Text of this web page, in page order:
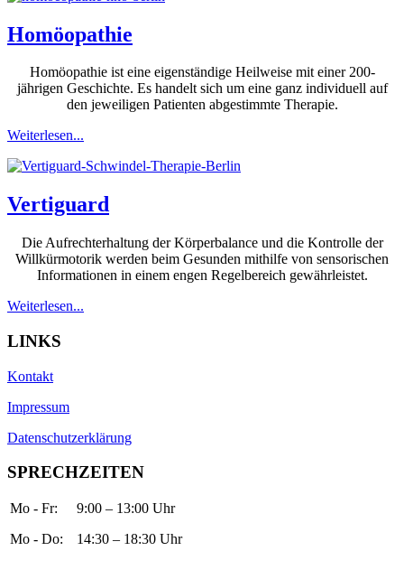
Homöopathie
Homöopathie ist eine eigenständige Heilweise mit einer 200-
jährigen Geschichte. Es handelt sich um eine ganz individuell auf
den jeweiligen Patienten abgestimmte Therapie.
Weiterlesen...
Vertiguard
Die Aufrechterhaltung der Körperbalance und die Kontrolle der
Willkürmotorik werden beim Gesunden mithilfe von sensorischen
Informationen in einem engen Regelbereich gewährleistet.
Weiterlesen...
LINKS
Kontakt
Impressum
Datenschutzerklärung
SPRECHZEITEN
Mo - Fr:
Mo - Do:
9:00 – 13:00 Uhr
14:30 – 18:30 Uhr